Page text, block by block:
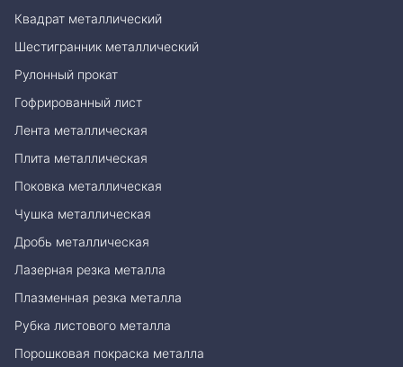
Квадрат металлический
Шестигранник металлический
Рулонный прокат
Гофрированный лист
Лента металлическая
Плита металлическая
Поковка металлическая
Чушка металлическая
Дробь металлическая
Лазерная резка металла
Плазменная резка металла
Рубка листового металла
Порошковая покраска металла